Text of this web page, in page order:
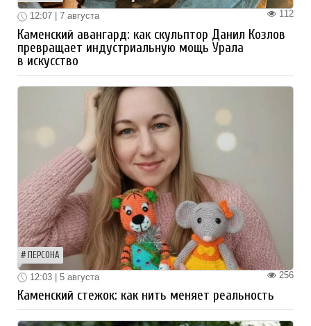
112
12:07 | 7 августа
Каменский авангард: как скульптор Данил Козлов
превращает индустриальную мощь Урала
в искусство
ПЕРСОНА
256
12:03 | 5 августа
Каменский стежок: как нить меняет реальность